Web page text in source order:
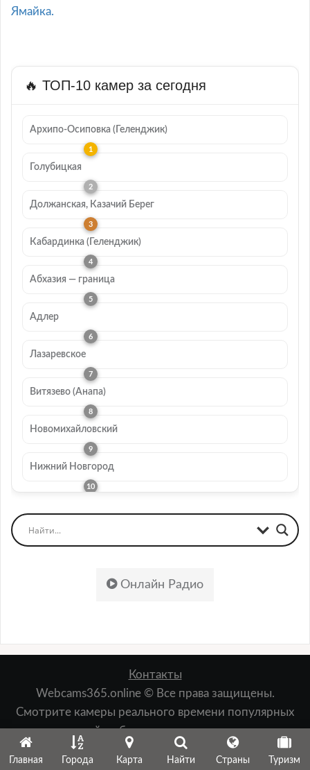
Ямайка.
🔥 ТОП-10 камер за сегодня
Архипо-Осиповка (Геленджик)
Голубицкая
Должанская, Казачий Берег
Кабардинка (Геленджик)
Абхазия — граница
Адлер
Лазаревское
Витязево (Анапа)
Новомихайловский
Нижний Новгород
Онлайн Радио
Контакты
Webcams365.online © Все права защищены.
Смотрите камеры реального времени популярных
мест: пляжей, набережных, лыжных курортов,
зданий, природы и т.д.
Главная Города Карта Найти Страны Туризм